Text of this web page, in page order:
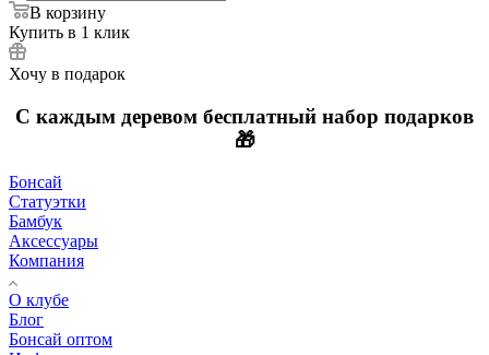
В корзину
Купить в 1 клик
Хочу в подарок
С каждым деревом бесплатный набор подарков
🎁
Бонсай
Статуэтки
Бамбук
Аксессуары
Компания
О клубе
Блог
Бонсай оптом